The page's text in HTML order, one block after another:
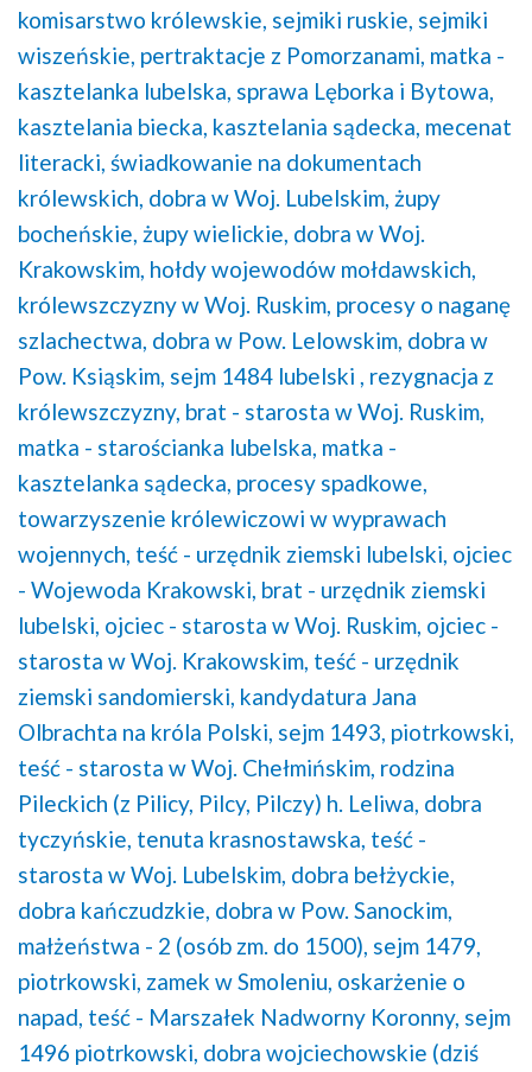
komisarstwo królewskie, sejmiki ruskie, sejmiki
wiszeńskie, pertraktacje z Pomorzanami, matka -
kasztelanka lubelska, sprawa Lęborka i Bytowa,
kasztelania biecka, kasztelania sądecka, mecenat
literacki, świadkowanie na dokumentach
królewskich, dobra w Woj. Lubelskim, żupy
bocheńskie, żupy wielickie, dobra w Woj.
Krakowskim, hołdy wojewodów mołdawskich,
królewszczyzny w Woj. Ruskim, procesy o naganę
szlachectwa, dobra w Pow. Lelowskim, dobra w
Pow. Ksiąskim, sejm 1484 lubelski , rezygnacja z
królewszczyzny, brat - starosta w Woj. Ruskim,
matka - starościanka lubelska, matka -
kasztelanka sądecka, procesy spadkowe,
towarzyszenie królewiczowi w wyprawach
wojennych, teść - urzędnik ziemski lubelski, ojciec
- Wojewoda Krakowski, brat - urzędnik ziemski
lubelski, ojciec - starosta w Woj. Ruskim, ojciec -
starosta w Woj. Krakowskim, teść - urzędnik
ziemski sandomierski, kandydatura Jana
Olbrachta na króla Polski, sejm 1493, piotrkowski,
teść - starosta w Woj. Chełmińskim, rodzina
Pileckich (z Pilicy, Pilcy, Pilczy) h. Leliwa, dobra
tyczyńskie, tenuta krasnostawska, teść -
starosta w Woj. Lubelskim, dobra bełżyckie,
dobra kańczudzkie, dobra w Pow. Sanockim,
małżeństwa - 2 (osób zm. do 1500), sejm 1479,
piotrkowski, zamek w Smoleniu, oskarżenie o
napad, teść - Marszałek Nadworny Koronny, sejm
1496 piotrkowski, dobra wojciechowskie (dziś